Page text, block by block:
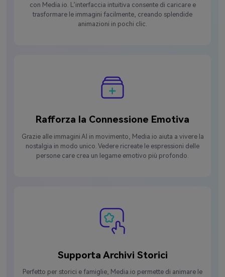
con Media.io. L’interfaccia intuitiva consente di caricare e
trasformare le immagini facilmente, creando splendide
animazioni in pochi clic.
Rafforza la Connessione Emotiva
Grazie alle immagini AI in movimento, Media.io aiuta a vivere la
nostalgia in modo unico. Vedere ricreate le espressioni delle
persone care crea un legame emotivo più profondo.
Supporta Archivi Storici
Perfetto per storici e famiglie, Media.io permette di animare le